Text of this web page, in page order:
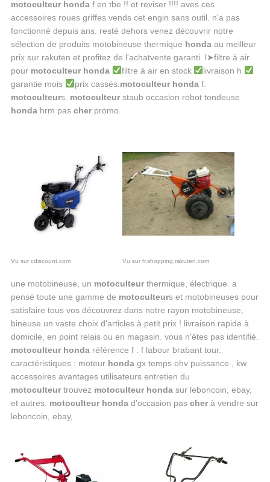
motoculteur hondaf en tbe !! et reviser !!!! aves ces
accessoires roues griffes vends cet engin sans outil. n'a pas
fonctionné depuis ans. resté dehors venez découvrir notre
sélection de produits motobineuse thermique hondaau meilleur
prix sur rakuten et profitez de l'achatvente garanti. l➤filtre à air
pour motoculteur honda filtre à air en stock
livraison h
garantie mois
prix cassés. motoculteur hondaf.
motoculteurs. motoculteurstaub occasion robot tondeuse
hondahrm pas cherpromo.
Vu sur cdiscount.com Vu sur fr.shopping.rakuten.com
une motobineuse, un motoculteurthermique, électrique. a
pensé toute une gamme de motoculteurs et motobineuses pour
satisfaire tous vos découvrez dans notre rayon motobineuse,
bineuse un vaste choix d'articles à petit prix ! livraison rapide à
domicile, en point relais ou en magasin. vous n'êtes pas identifié.
motoculteur hondaréférence f . f labour brabant tour.
caractéristiques : moteur hondagx temps ohv puissance , kw
accessoires avantages utilisateurs entretien du
motoculteurtrouvez motoculteur hondasur leboncoin, ebay,
et autres. motoculteur hondad'occasion pas cherà vendre sur
leboncoin, ebay, .